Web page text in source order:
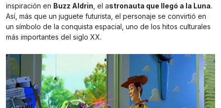
inspiración en Buzz Aldrin , el astronauta que llegó a la Luna.
Así, más que un juguete futurista, el personaje se convirtió en
un símbolo de la conquista espacial, uno de los hitos culturales
más importantes del siglo XX.